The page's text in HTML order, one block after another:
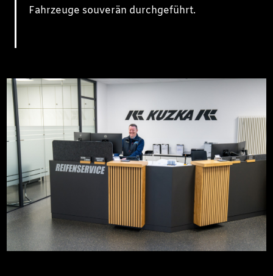
Fahrzeuge souverän durchgeführt.